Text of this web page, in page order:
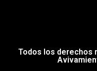
Todos los derechos